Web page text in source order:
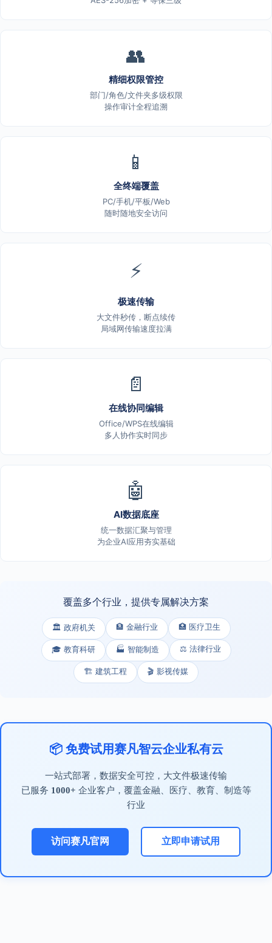
👥
精细权限管控
部门/角色/文件夹多级权限
操作审计全程追溯
📱
全终端覆盖
PC/手机/平板/Web
随时随地安全访问
⚡
极速传输
大文件秒传，断点续传
局域网传输速度拉满
📄
在线协同编辑
Office/WPS在线编辑
多人协作实时同步
🤖
AI数据底座
统一数据汇聚与管理
为企业AI应用夯实基础
覆盖多个行业，提供专属解决方案
🏛️ 政府机关 🏦 金融行业 🏥 医疗卫生
🎓 教育科研 🏭 智能制造 ⚖️ 法律行业
🏗️ 建筑工程 🎬 影视传媒
📦 免费试用赛凡智云企业私有云
一站式部署，数据安全可控，大文件极速传输
已服务 1000+ 企业客户，覆盖金融、医疗、教育、制造等
行业
访问赛凡官网 立即申请试用